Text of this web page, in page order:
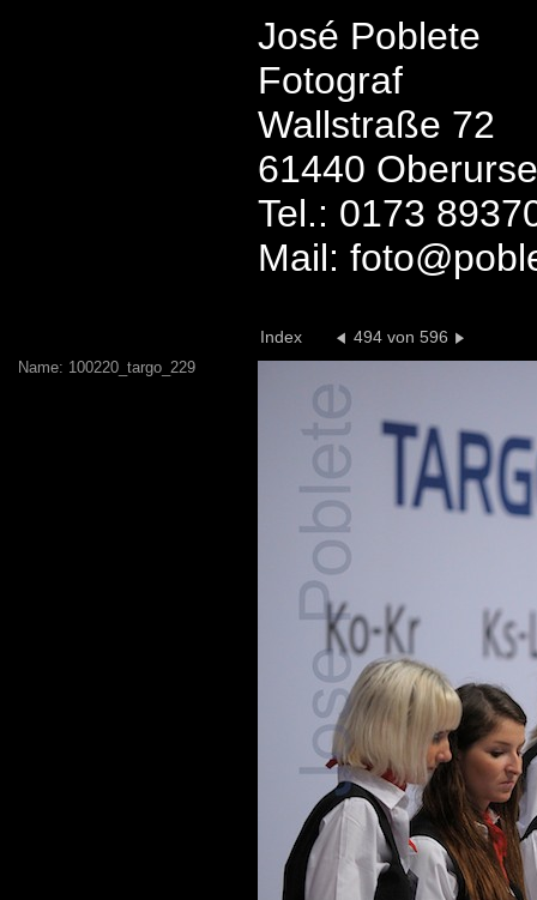
José Poblete
Fotograf
Wallstraße 72
61440
Tel.: 0173
Mail:
Index 494 von 596
Name: 100220_targo_229